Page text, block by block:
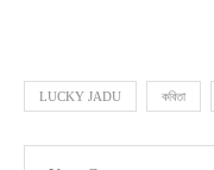
LUCKY JADU কবিতা